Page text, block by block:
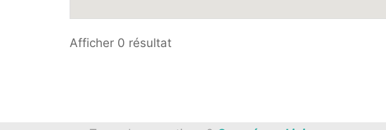
Afficher 0 résultat